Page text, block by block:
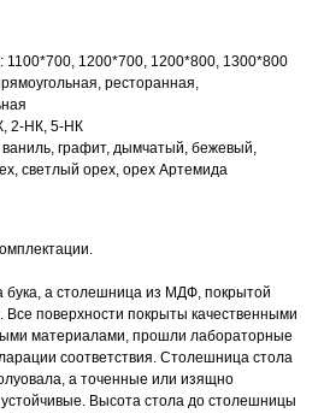
1200*700, 1200*800, 1300*800
ресторанная,
2-НК, 5-НК
ваниль, графит, дымчатый, бежевый,
светлый орех, орех Артемида
бука, а столешница из МДФ, покрытой
поверхности покрыты качественными
материалами, прошли лабораторные
соответствия. Столешница стола
а точенные или изящно
Высота стола до столешницы